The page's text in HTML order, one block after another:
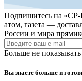
Подпишитесь на
атом, газета —
России и мира
Больше не показывать
Вы знаете больше и